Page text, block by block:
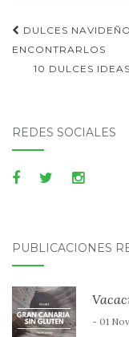
Publica
navegación
DULCES
ENCONTRARLOS
10 DULCES
REDES SOCIALES
PUBLICACIONES
- 01